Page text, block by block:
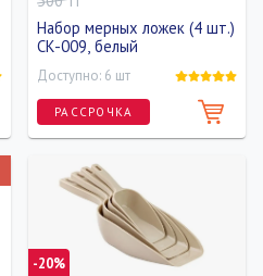
Набор мерных ложек (4 шт.)
CK-009, белый
Доступно: 6 шт
РАССРОЧКА
-20%